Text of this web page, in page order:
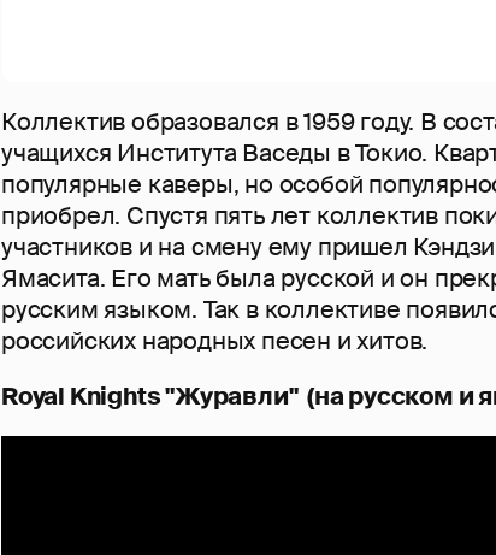
Коллектив образовался в 1959 году. В
учащихся Института Васеды в Токио.
популярные каверы, но особой
приобрел. Спустя пять лет коллектив
участников и на смену ему пришел
Ямасита. Его мать была русской и он
русским языком. Так в коллективе
российских народных песен и хитов.
Royal Knights "Журавли" (на русском и